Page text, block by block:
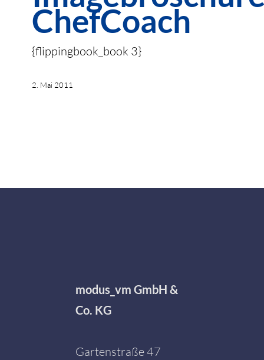
ChefCoach
{flippingbook_book 3}
2. Mai 2011
modus_vm GmbH &
Co. KG
Gartenstraße 47